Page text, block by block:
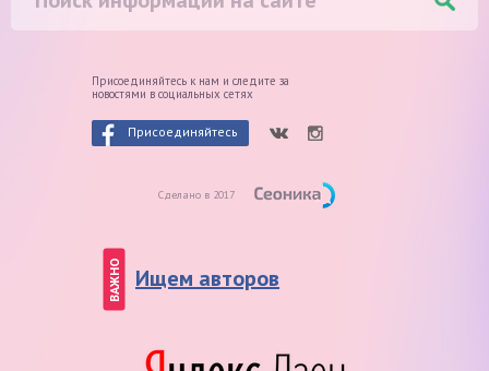
Присоединяйтесь к нам и следите за
новостями в социальных сетях
Присоединяйтесь
Сделано в 2017
ВАЖНО Ищем авторов